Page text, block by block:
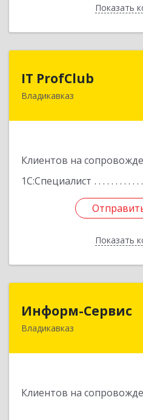
Показать
IT ProfClub
Владикавказ
Клиентов на
1С:Специалист
Показать
362045,
Информ-Сервис
Владикавказ
Клиентов на
362020,